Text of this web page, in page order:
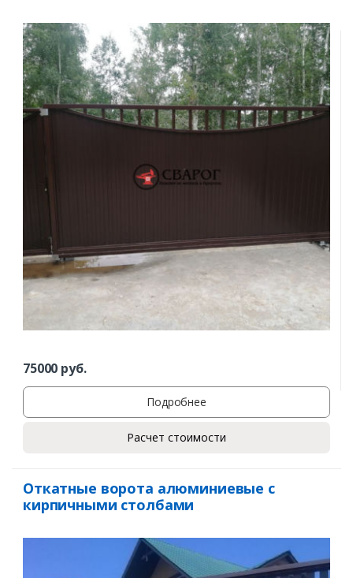
75000 руб.
Подробнее
Расчет стоимости
Откатные ворота алюминиевые с
кирпичными столбами